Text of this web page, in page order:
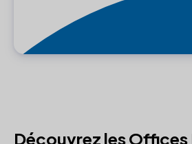
Découvrez les Offices